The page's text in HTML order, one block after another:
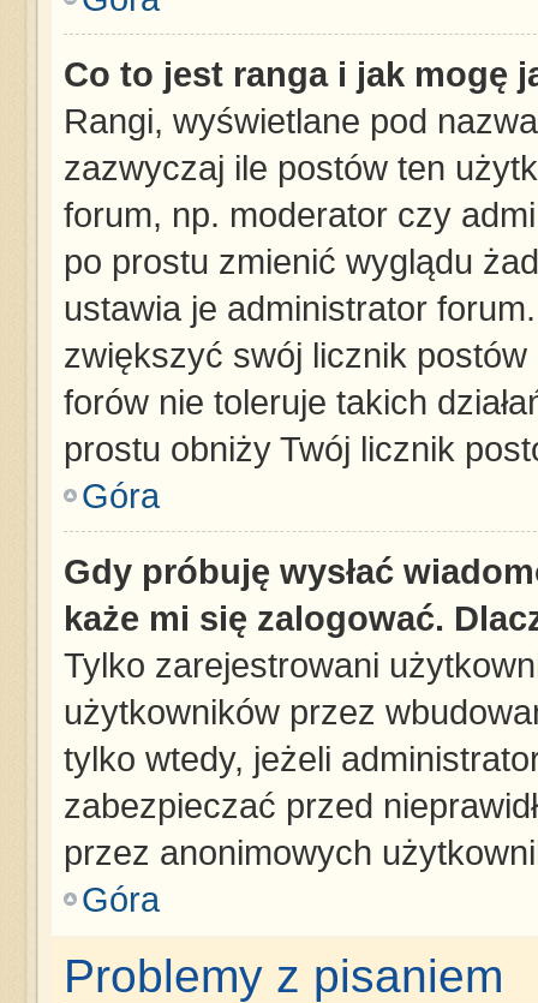
Co to jest ranga i jak mogę
Rangi, wyświetlane pod
zazwyczaj ile postów ten
forum, np. moderator czy
po prostu zmienić wyglądu
ustawia je administrator
zwiększyć swój licznik
forów nie toleruje takich
prostu obniży Twój licznik
Góra
Gdy próbuję wysłać
każe mi się zalogować.
Tylko zarejestrowani
użytkowników przez
tylko wtedy, jeżeli
zabezpieczać przed
przez anonimowych
Góra
Problemy z pisaniem